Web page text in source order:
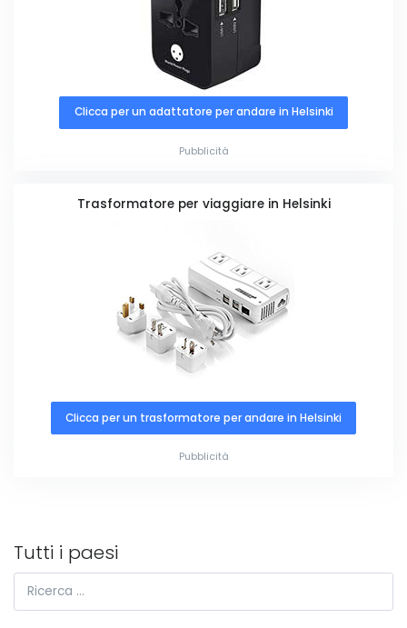
Clicca per un adattatore per andare in Helsinki
Pubblicità
Trasformatore per viaggiare in Helsinki
Clicca per un trasformatore per andare in Helsinki
Pubblicità
Tutti i paesi